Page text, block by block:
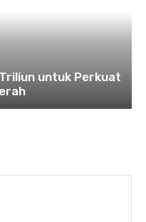
untuk Perkuat